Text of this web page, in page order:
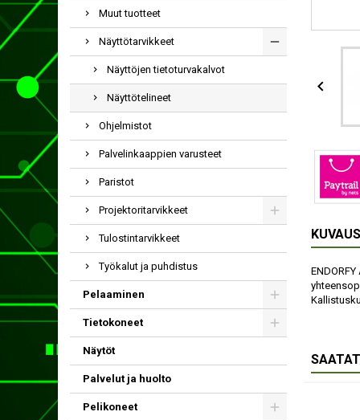
Muut tuotteet
Näyttötarvikkeet
Näyttöjen tietoturvakalvot
Näyttötelineet
Ohjelmistot
Palvelinkaappien varusteet
Paristot
Projektoritarvikkeet
Tulostintarvikkeet
Työkalut ja puhdistus
Pelaaminen
Tietokoneet
Näytöt
Palvelut ja huolto
Pelikoneet

KUVAUS